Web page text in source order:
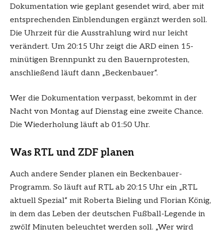
Dokumentation wie geplant gesendet wird, aber mit
entsprechenden Einblendungen ergänzt werden soll.
Die Uhrzeit für die Ausstrahlung wird nur leicht
verändert. Um 20:15 Uhr zeigt die ARD einen 15-
minütigen Brennpunkt zu den Bauernprotesten,
anschließend läuft dann „Beckenbauer“.
Wer die Dokumentation verpasst, bekommt in der
Nacht von Montag auf Dienstag eine zweite Chance.
Die Wiederholung läuft ab 01:50 Uhr.
Was RTL und ZDF planen
Auch andere Sender planen ein Beckenbauer-
Programm. So läuft auf RTL ab 20:15 Uhr ein „RTL
aktuell Spezial“ mit Roberta Bieling und Florian König,
in dem das Leben der deutschen Fußball-Legende in
zwölf Minuten beleuchtet werden soll. „Wer wird